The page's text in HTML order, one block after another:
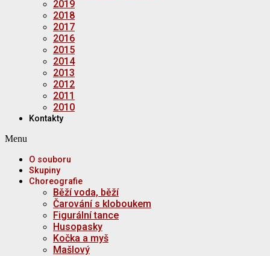
2019
2018
2017
2016
2015
2014
2013
2012
2011
2010
Kontakty
Menu
O souboru
Skupiny
Choreografie
Běží voda, běží
Čarování s kloboukem
Figurální tance
Husopasky
Kočka a myš
Mašlový